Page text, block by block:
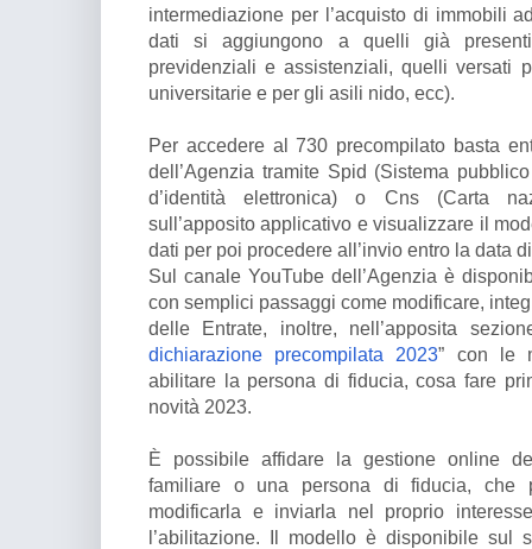
intermediazione per l’acquisto di immobili
dati si aggiungono a quelli già
previdenziali e assistenziali, quelli versati
universitarie e per gli asili nido, ecc).
Per accedere al 730 precompilato basta
dell’Agenzia tramite Spid (Sistema
d’identità elettronica) o Cns (Carta
sull’apposito applicativo e visualizzare il
dati per poi procedere all’invio entro la data
Sul canale YouTube dell’Agenzia è
con semplici passaggi come modificare,
delle Entrate, inoltre, nell’apposita
dichiarazione precompilata 2023” con le
abilitare la persona di fiducia, cosa fare
novità 2023.
È possibile affidare la gestione online
familiare o una persona di fiducia, che
modificarla e inviarla nel proprio
l’abilitazione. Il modello è disponibile sul